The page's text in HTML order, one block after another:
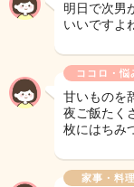
明日で次男
いいですよ
ココロ・悩
甘いものを
夜ご飯たく
枚にはちみ
家事・料理